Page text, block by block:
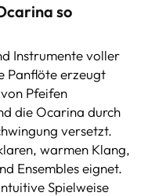
so
Instrumente voller
Panflöte erzeugt
Pfeifen
die Ocarina durch
versetzt.
warmen Klang,
Ensembles eignet.
Spielweise